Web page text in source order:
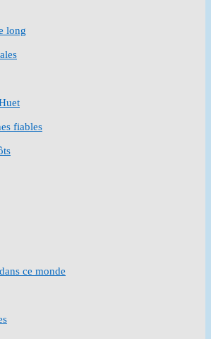
long
fiables
ce monde